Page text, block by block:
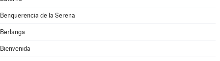
Benquerencia de la Serena
Berlanga
Bienvenida